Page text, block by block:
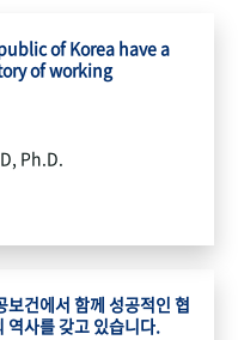
of Korea have a
of working
Ph.D.
보건에서 함께 성공적인 협
역사를 갖고 있습니다.